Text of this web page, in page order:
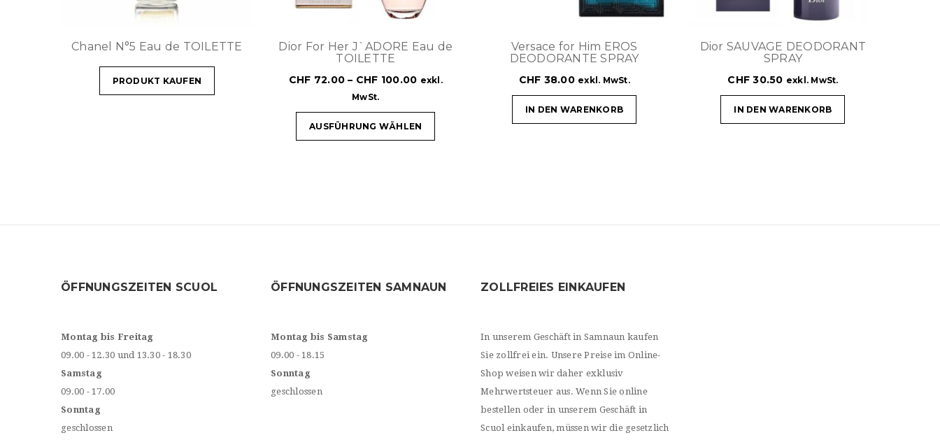
Chanel N°5 Eau de TOILETTE
PRODUKT KAUFEN
Dior For Her J`ADORE Eau de
TOILETTE
CHF 72.00 – CHF 100.00 exkl.
MwSt.
AUSFÜHRUNG WÄHLEN
Versace for Him EROS
DEODORANTE SPRAY
CHF 38.00 exkl. MwSt.
IN DEN WARENKORB
Dior SAUVAGE DEODORANT
SPRAY
CHF 30.50 exkl. MwSt.
IN DEN WARENKORB
ÖFFNUNGSZEITEN SCUOL
Montag bis Freitag
09.00 - 12.30 und 13.30 - 18.30
Samstag
09.00 - 17.00
Sonntag
geschlossen
ÖFFNUNGSZEITEN SAMNAUN
Montag bis Samstag
09.00 - 18.15
Sonntag
geschlossen
ZOLLFREIES EINKAUFEN
In unserem Geschäft in Samnaun kaufen
Sie zollfrei ein. Unsere Preise im Online-
Shop weisen wir daher exklusiv
Mehrwertsteuer aus. Wenn Sie online
bestellen oder in unserem Geschäft in
Scuol einkaufen, müssen wir die gesetzlich